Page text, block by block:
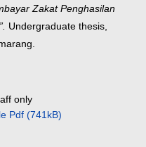
Zakat Penghasilan
Undergraduate thesis,
only
Pdf (741kB)